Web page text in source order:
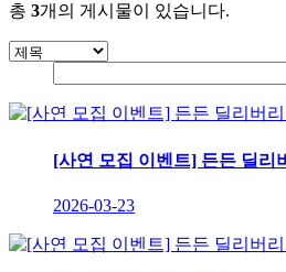
총 3개의 게시물이 있습니다.
[사연 모집 이벤트] 든든 딜리
2026-03-23